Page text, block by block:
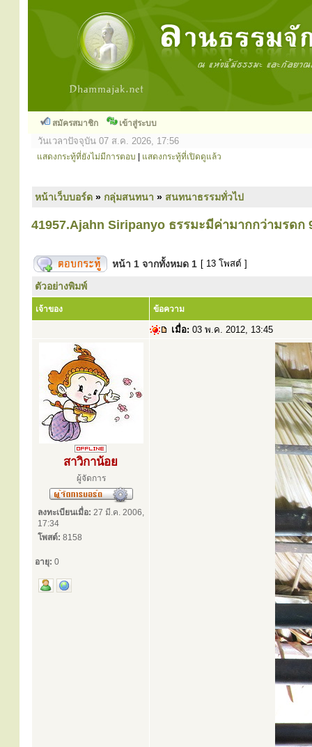
สมัครสมาชิก เข้าสู่ระบบ
วันเวลาปัจจุบัน 07 ส.ค. 2026, 17:56
แสดงกระทู้ที่ยังไม่มีการตอบ แสดงกระทู้ที่เปิดดูแล้ว
หน้าเว็บบอร์ด » กลุ่มสนทนา » สนทนาธรรมทั่วไป
41957.Ajahn Siripanyo ธรรมะมีค่ามากกว่ามรดก
หน้า 1 จากทั้งหมด 1 [ 13 โพสต์ ]
ตัวอย่างพิมพ์
เจ้าของ ข้อความ
เมื่อ: 03 พ.ค. 2012, 13:45
สาวิกาน้อย
ผู้จัดการ
ลงทะเบียนเมื่อ: 27 มี.ค. 2006,
17:34
โพสต์: 8158
อายุ: 0